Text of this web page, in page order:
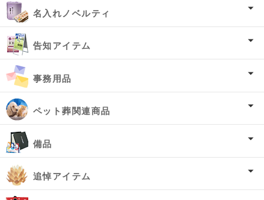
名入れノベルティ
告知アイテム
事務用品
ペット葬関連商品
備品
追悼アイテム